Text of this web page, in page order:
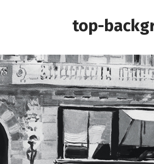
top-